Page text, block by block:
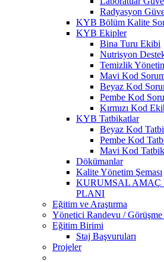
Radyasyon
KYB Bölüm Kalite
KYB Ekipler
Bina Turu Ekibi
Nutrisyon
Temizlik
Mavi Kod
Beyaz Kod
Pembe Kod
Kırmızı Kod
KYB Tatbikatlar
Beyaz Kod
Pembe Kod
Mavi Kod
Dökümanlar
Kalite Yönetim Şeması
KURUMSAL AMAÇ
PLANI
Eğitim ve Araştırma
Yönetici Randevu /
Eğitim Birimi
Staj Başvuruları
Projeler